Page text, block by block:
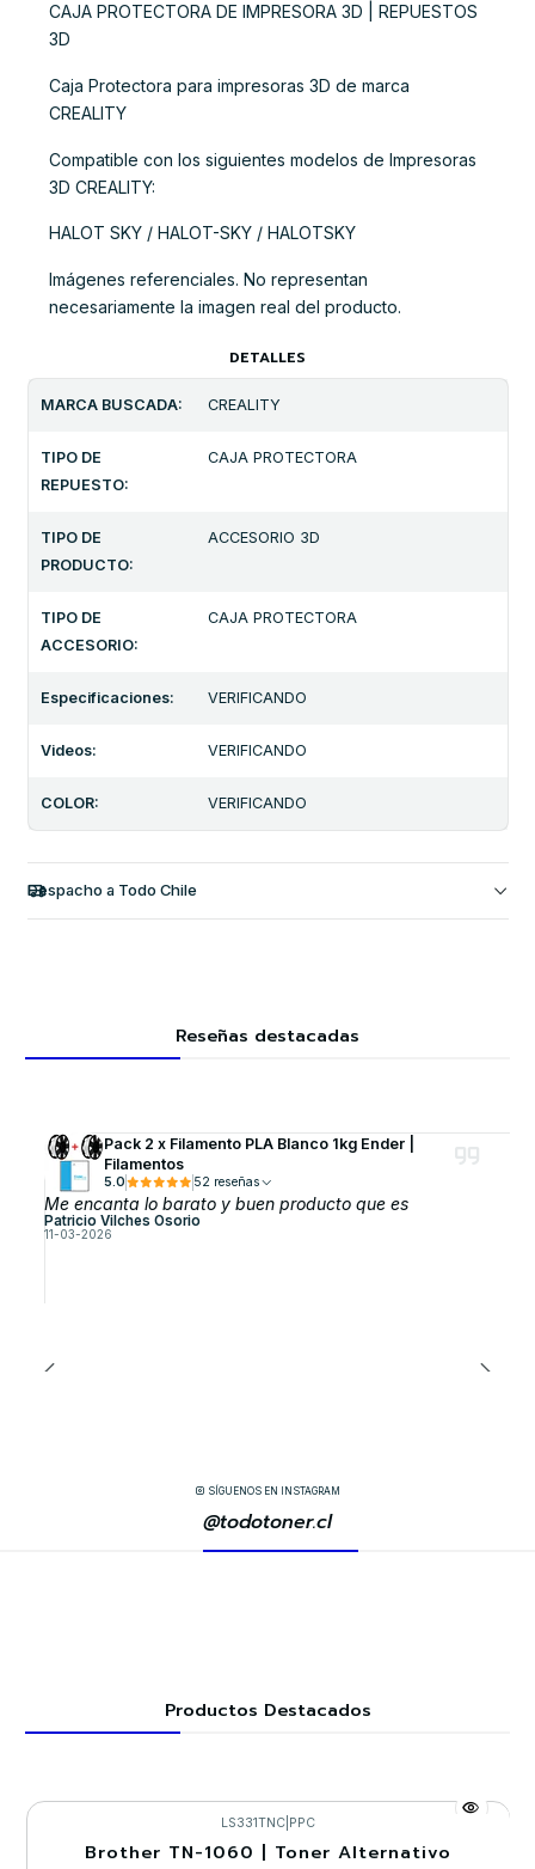
CAJA PROTECTORA DE IMPRESORA 3D | REPUESTOS
3D
Caja Protectora para impresoras 3D de marca
CREALITY
Compatible con los siguientes modelos de Impresoras
3D CREALITY:
HALOT SKY / HALOT-SKY / HALOTSKY
Imágenes referenciales. No representan
necesariamente la imagen real del producto.
DETALLES
MARCA BUSCADA: CREALITY
TIPO DE
REPUESTO:
CAJA PROTECTORA
TIPO DE
PRODUCTO:
ACCESORIO 3D
TIPO DE
ACCESORIO:
CAJA PROTECTORA
Especificaciones: VERIFICANDO
Videos: VERIFICANDO
COLOR: VERIFICANDO
Despacho a Todo Chile
Reseñas destacadas
Pack 2 x Filamento PLA Blanco 1kg Ender |
Filamentos
5.0 52 reseñas
Me encanta lo barato y buen producto que es
Patricio Vilches Osorio
11-03-2026
SÍGUENOS EN INSTAGRAM
@todotoner.cl
Productos Destacados
-30%
LS331TNC| PPC
Brother TN-1060 | Toner Alternativo